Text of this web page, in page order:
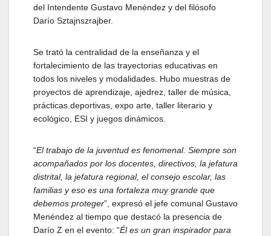
del Intendente Gustavo Menéndez y del filósofo
Darío Sztajnszrajber.
Se trató la centralidad de la enseñanza y el
fortalecimiento de las trayectorias educativas en
todos los niveles y modalidades. Hubo muestras de
proyectos de aprendizaje, ajedrez, taller de música,
prácticas deportivas, expo arte, taller literario y
ecológico, ESI y juegos dinámicos.
“El trabajo de la juventud es fenomenal. Siempre son
acompañados por los docentes, directivos, la jefatura
distrital, la jefatura regional, el consejo escolar, las
familias y eso es una fortaleza muy grande que
debemos proteger”, expresó el jefe comunal Gustavo
Menéndez al tiempo que destacó la presencia de
Darío Z en el evento: “Él es un gran inspirador para